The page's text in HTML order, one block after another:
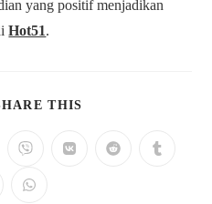
yang positif menjadikan
Hot51.
THIS